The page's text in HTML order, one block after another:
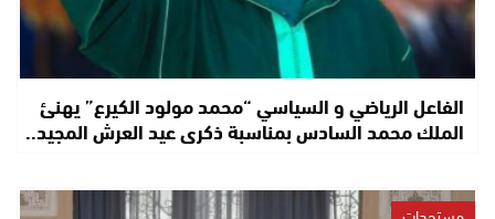
الفاعل الرياضي و السياسي “محمد مولود الكيرع” يهنئ
الملك محمد السادس بمناسبة ذكرى عيد العرش المجيد..